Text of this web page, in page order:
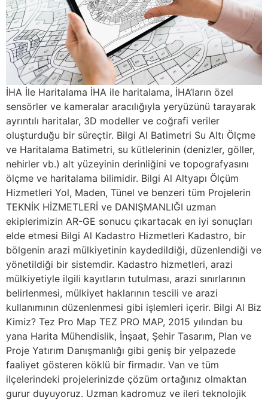
İHA İle Haritalama İHA ile haritalama, İHA’ların özel
sensörler ve kameralar aracılığıyla yeryüzünü tarayarak
ayrıntılı haritalar, 3D modeller ve coğrafi veriler
oluşturduğu bir süreçtir. Bilgi Al Batimetri Su Altı Ölçme
ve Haritalama Batimetri, su kütlelerinin (denizler, göller,
nehirler vb.) alt yüzeyinin derinliğini ve topografyasını
ölçme ve haritalama bilimidir. Bilgi Al Altyapı Ölçüm
Hizmetleri Yol, Maden, Tünel ve benzeri tüm Projelerin
TEKNİK HİZMETLERİ ve DANIŞMANLIĞI uzman
ekiplerimizin AR-GE sonucu çıkartacak en iyi sonuçları
elde etmesi Bilgi Al Kadastro Hizmetleri Kadastro, bir
bölgenin arazi mülkiyetinin kaydedildiği, düzenlendiği ve
yönetildiği bir sistemdir. Kadastro hizmetleri, arazi
mülkiyetiyle ilgili kayıtların tutulması, arazi sınırlarının
belirlenmesi, mülkiyet haklarının tescili ve arazi
kullanımının düzenlenmesi gibi işlemleri içerir. Bilgi Al Biz
Kimiz? Tez Pro Map TEZ PRO MAP, 2015 yılından bu
yana Harita Mühendislik, İnşaat, Şehir Tasarım, Plan ve
Proje Yatırım Danışmanlığı gibi geniş bir yelpazede
faaliyet gösteren köklü bir firmadır. Van ve tüm
ilçelerindeki projelerinizde çözüm ortağınız olmaktan
gurur duyuyoruz. Uzman kadromuz ve ileri teknolojik